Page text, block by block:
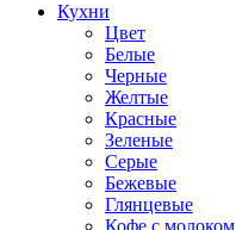
Кухни
Цвет
Белые
Черные
Желтые
Красные
Зеленые
Серые
Бежевые
Глянцевые
Кофе с молоком